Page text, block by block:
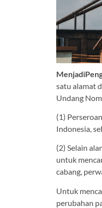
satu alamat
Undang
(1)
Indonesia,
(2) Selain
untuk
cabang,
Untuk
perubahan